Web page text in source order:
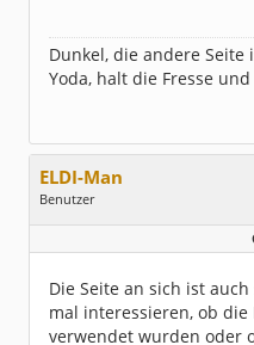
Dunkel, die andere Seite
Yoda, halt die Fresse
ELDI-Man
Benutzer
Geschlecht:
keine Angabe
Beiträge:
1046
Die Seite an sich ist
mal interessieren, ob
verwendet wurden oder